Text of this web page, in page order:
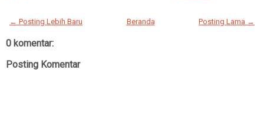
← Posting Lebih Baru Posting Lama →
Beranda
0 komentar:
Posting Komentar